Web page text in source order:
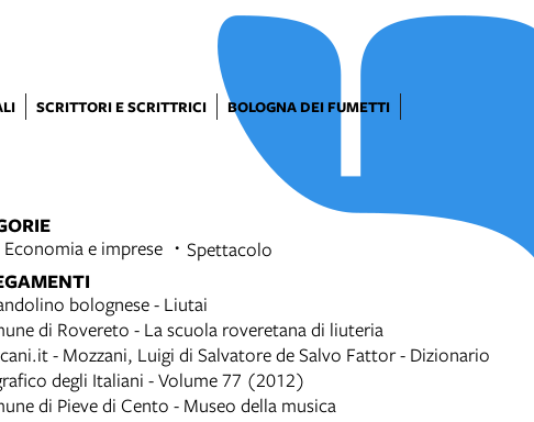
SCRITTORI E SCRITTRICI
BOLOGNA DEI FUMETTI
Economia e imprese
Spettacolo
bolognese - Liutai
di Rovereto - La scuola roveretana di liuteria
- Mozzani, Luigi di Salvatore de Salvo Fattor - Dizionario
degli Italiani - Volume 77 (2012)
di Pieve di Cento - Museo della musica